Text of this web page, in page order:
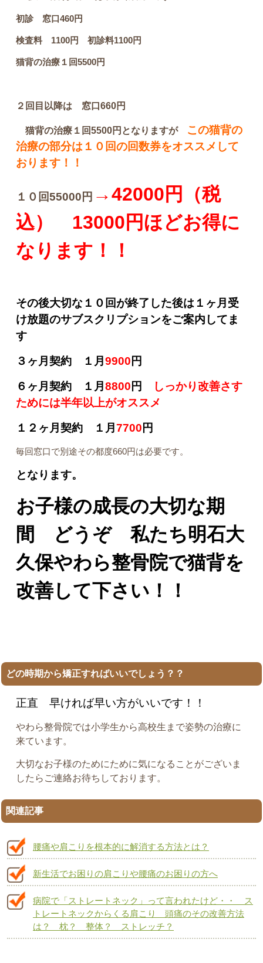
初診 窓口460円
検査料 1100円 初診料1100円
猫背の治療１回5500円
２回目以降は 窓口660円
猫背の治療１回5500円となりますが
この猫背の
治療の部分は１０回の回数券をオススメして
おります！！
１０回55000円 →42000円（税
込） 13000円ほどお得に
なります！！
その後大切な１０回が終了した後は１ヶ月受
け放題のサブスクリプションをご案内してま
す
３ヶ月契約 １月 9900 円
６ヶ月契約 １月 8800 円
しっかり改善さす
ためには半年以上がオススメ
１２ヶ月契約 １月 7700 円
毎回窓口で別途その都度660円は必要です。
となります。
お子様の成長の大切な期
間 どうぞ 私たち明石大
久保やわら整骨院で猫背を
改善して下さい！！
どの時期から矯正すればいいでしょう？？
正直 早ければ早い方がいいです！！
やわら整骨院では小学生から高校生まで姿勢の治療に
来ています。
大切なお子様のためにために気になることがございま
したらご連絡お待ちしております。
関連記事
腰痛や肩こりを根本的に解消する方法とは？
新生活でお困りの肩こりや腰痛のお困りの方へ
病院で「ストレートネック」って言われたけど・・ ス
トレートネックからくる肩こり 頭痛のその改善方法
は？ 枕？ 整体？ ストレッチ？